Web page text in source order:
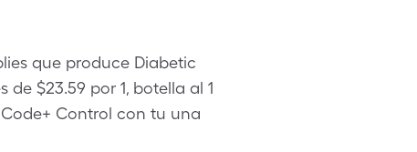
que produce Diabetic
$23.59 por 1, botella al 1
Code+ Control con tu una